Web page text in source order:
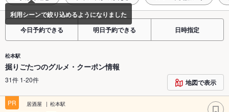
今日予約できる 明日予約できる 日時指定
松本駅
掘りごたつのグルメ・クーポン情報
31件 1-20件 地図で表示
PR 居酒屋 松本駅